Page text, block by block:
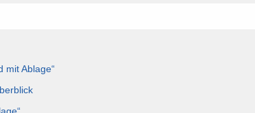
mit Ablage“